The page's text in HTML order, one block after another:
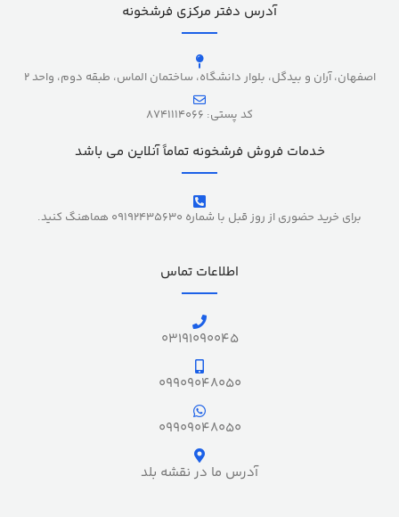
آدرس دفتر مرکزی فرشخونه
اصفهان، آران و بیدگل، بلوار دانشگاه، ساختمان الماس، طبقه دوم، واحد 2
کد پستی: 8741114066
خدمات فروش فرشخونه تماماً آنلاین می باشد
برای خرید حضوری از روز قبل با شماره 09192435630 هماهنگ کنید.
اطلاعات تماس
03191090045
09909048050
09909048050
آدرس ما در نقشه بلد